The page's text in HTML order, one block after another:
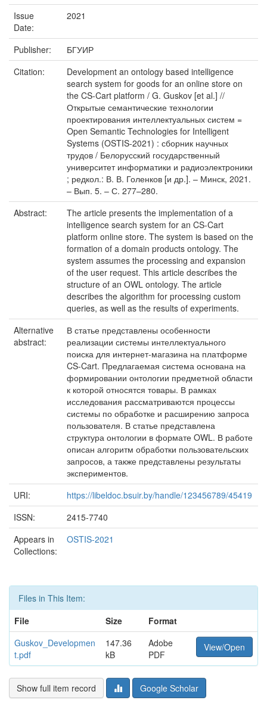
Issue
Date:
2021
Publisher:
БГУИР
Citation:
Development an ontology based intelligence
search system for goods for an online store on
the CS-Cart platform / G. Guskov [et al.] //
Открытые семантические технологии
проектирования интеллектуальных систем =
Open Semantic Technologies for Intelligent
Systems (OSTIS-2021) : сборник научных
трудов / Белорусский государственный
университет информатики и радиоэлектроники
; редкол.: В. В. Голенков [и др.]. – Минск, 2021.
– Вып. 5. – С. 277–280.
Abstract:
The article presents the implementation of a
intelligence search system for an CS-Cart
platform online store. The system is based on the
formation of a domain products ontology. The
system assumes the processing and expansion
of the user request. This article describes the
structure of an OWL ontology. The article
describes the algorithm for processing custom
queries, as well as the results of experiments.
Alternative
abstract:
В статье представлены особенности
реализации системы интеллектуального
поиска для интернет-магазина на платформе
CS-Cart. Предлагаемая система основана на
формировании онтологии предметной области
к которой относятся товары. В рамках
исследования рассматриваются процессы
системы по обработке и расширению запроса
пользователя. В статье представлена
структура онтологии в формате OWL. В работе
описан алгоритм обработки пользовательских
запросов, а также представлены результаты
экспериментов.
URI:
https://libeldoc.bsuir.by/handle/123456789/45419
ISSN:
2415-7740
Appears in
Collections:
OSTIS-2021
Files in This Item:
File
Size
Format
Guskov_Developmen
t.pdf
147.36
kB
Adobe
PDF
View/Open
Show full item record Google Scholar